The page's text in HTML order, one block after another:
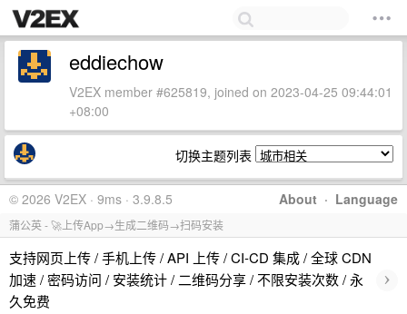
eddiechow
V2EX member #625819, joined on 2023-04-25 09:44:01
+08:00
切换主题列表
About · Language
© 2026 V2EX · 9ms · 3.9.8.5
蒲公英 - 🚀上传App→生成二维码→扫码安装
支持网页上传 / 手机上传 / API 上传 / CI-CD 集成 / 全球 CDN
加速 / 密码访问 / 安装统计 / 二维码分享 / 不限安装次数 / 永
久免费
›